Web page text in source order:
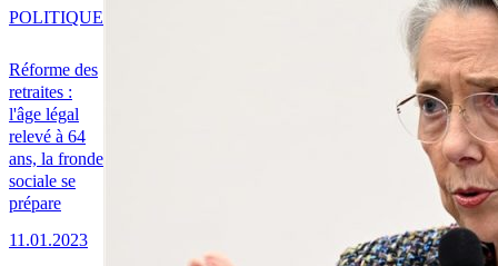
Réforme des
retraites :
l'âge légal
relevé à 64
ans, la fronde
sociale se
prépare
11.01.2023
POLITIQUE